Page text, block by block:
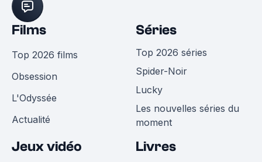
Films
Top 2026 films
Obsession
L'Odyssée
Actualité
Séries
Top 2026 séries
Spider-Noir
Lucky
Les nouvelles séries du
moment
Jeux vidéo Livres